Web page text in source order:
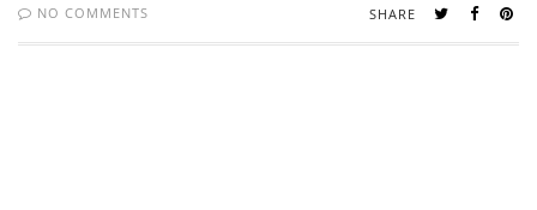
NO COMMENTS SHARE